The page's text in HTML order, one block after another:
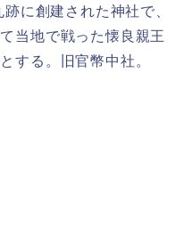
に創建された神社で、
当地で戦った懐良親王
する。旧官幣中社。